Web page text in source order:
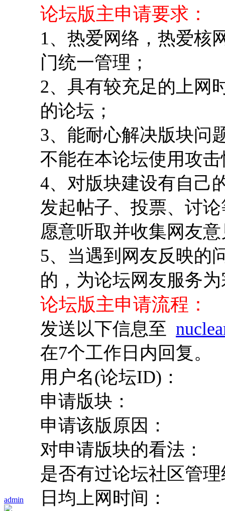
admin
论坛版主申请要求：
1、热爱网络，热爱核
门统一管理；
2、具有较充足的上网
的论坛；
3、能耐心解决版块问
不能在本论坛使用攻
4、对版块建设有自己
发起帖子、投票、讨
愿意听取并收集网友
5、当遇到网友反映的
的，为论坛网友服务
论坛版主申请流程：
发送以下信息至
在7个工作日内回复。
用户名(论坛ID)：
申请版块：
申请该版原因：
对申请版块的看法：
是否有过论坛社区管
日均上网时间：